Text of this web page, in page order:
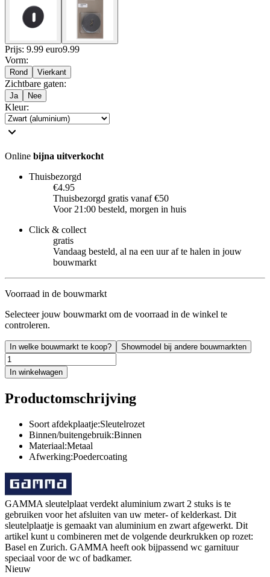
Prijs: 9.99 euro9.99
Vorm:
Rond Vierkant
Zichtbare gaten:
Ja Nee
Kleur:
Online bijna uitverkocht
Thuisbezorgd
€4.95
Thuisbezorgd gratis vanaf €50
Voor 21:00 besteld, morgen in huis
Click & collect
gratis
Vandaag besteld, al na een uur af te halen in jouw
bouwmarkt
Voorraad in de bouwmarkt
Selecteer jouw bouwmarkt om de voorraad in de winkel te
controleren.
In welke bouwmarkt te koop? Showmodel bij andere bouwmarkten
In winkelwagen
Productomschrijving
Soort afdekplaatje:Sleutelrozet
Binnen/buitengebruik:Binnen
Materiaal:Metaal
Afwerking:Poedercoating
GAMMA sleutelplaat verdekt aluminium zwart 2 stuks is te
gebruiken voor het afsluiten van uw meter- of kelderkast. Dit
sleutelplaatje is gemaakt van aluminium en zwart afgewerkt. Dit
artikel kunt u combineren met de volgende deurkrukken op rozet:
Basel en Zurich. GAMMA heeft ook bijpassend wc garnituur
speciaal voor de wc of badkamer.
Nieuw